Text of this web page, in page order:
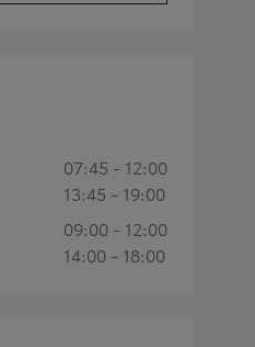
07:45 - 12:00
13:45 - 19:00
09:00 - 12:00
14:00 - 18:00